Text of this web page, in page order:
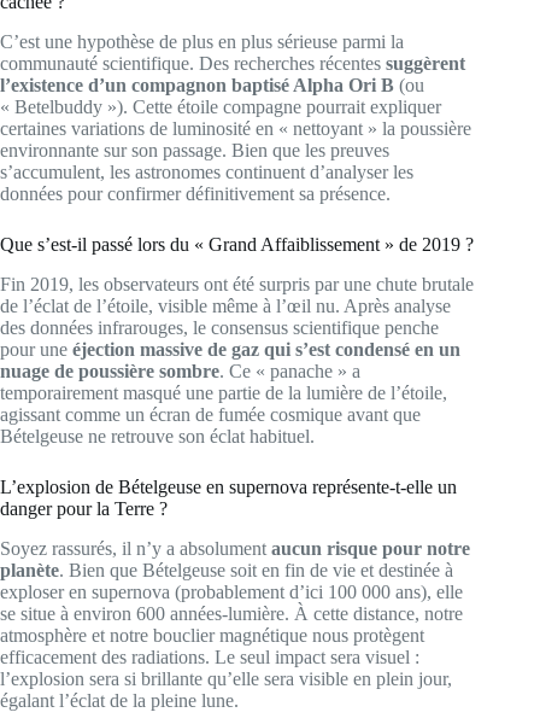
C’est une hypothèse de plus en plus sérieuse parmi la
communauté scientifique. Des recherches récentes suggèrent
l’existence d’un compagnon baptisé Alpha Ori B (ou
« Betelbuddy »). Cette étoile compagne pourrait expliquer
certaines variations de luminosité en « nettoyant » la poussière
environnante sur son passage. Bien que les preuves
s’accumulent, les astronomes continuent d’analyser les
données pour confirmer définitivement sa présence.
Que s’est-il passé lors du « Grand Affaiblissement » de 2019 ?
Fin 2019, les observateurs ont été surpris par une chute brutale
de l’éclat de l’étoile, visible même à l’œil nu. Après analyse
des données infrarouges, le consensus scientifique penche
pour une éjection massive de gaz qui s’est condensé en un
nuage de poussière sombre. Ce « panache » a
temporairement masqué une partie de la lumière de l’étoile,
agissant comme un écran de fumée cosmique avant que
Bételgeuse ne retrouve son éclat habituel.
L’explosion de Bételgeuse en supernova représente-t-elle un
danger pour la Terre ?
Soyez rassurés, il n’y a absolument aucun risque pour notre
planète. Bien que Bételgeuse soit en fin de vie et destinée à
exploser en supernova (probablement d’ici 100 000 ans), elle
se situe à environ 600 années-lumière. À cette distance, notre
atmosphère et notre bouclier magnétique nous protègent
efficacement des radiations. Le seul impact sera visuel :
l’explosion sera si brillante qu’elle sera visible en plein jour,
égalant l’éclat de la pleine lune.